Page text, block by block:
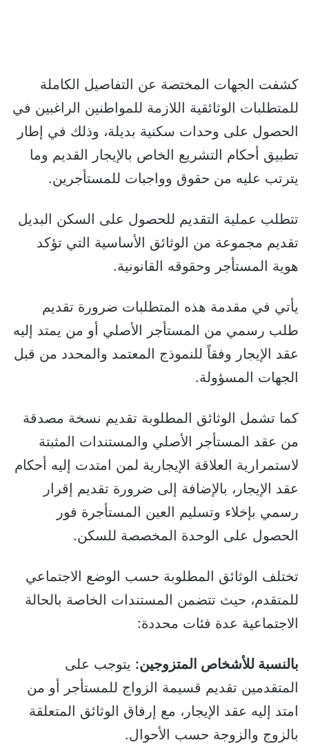
كشفت الجهات المختصة عن التفاصيل الكاملة
للمتطلبات الوثائقية اللازمة للمواطنين الراغبين في
الحصول على وحدات سكنية بديلة، وذلك في إطار
تطبيق أحكام التشريع الخاص بالإيجار القديم وما
يترتب عليه من حقوق وواجبات للمستأجرين.
تتطلب عملية التقديم للحصول على السكن البديل
تقديم مجموعة من الوثائق الأساسية التي تؤكد
هوية المستأجر وحقوقه القانونية.
يأتي في مقدمة هذه المتطلبات ضرورة تقديم
طلب رسمي من المستأجر الأصلي أو من يمتد إليه
عقد الإيجار وفقاً للنموذج المعتمد والمحدد من قبل
الجهات المسؤولة.
كما تشمل الوثائق المطلوبة تقديم نسخة مصدقة
من عقد المستأجر الأصلي والمستندات المثبتة
لاستمرارية العلاقة الإيجارية لمن امتدت إليه أحكام
عقد الإيجار، بالإضافة إلى ضرورة تقديم إقرار
رسمي بإخلاء وتسليم العين المستأجرة فور
الحصول على الوحدة المخصصة للسكن.
تختلف الوثائق المطلوبة حسب الوضع الاجتماعي
للمتقدم، حيث تتضمن المستندات الخاصة بالحالة
الاجتماعية عدة فئات محددة:
بالنسبة للأشخاص المتزوجين: يتوجب على
المتقدمين تقديم قسيمة الزواج للمستأجر أو من
امتد إليه عقد الإيجار، مع إرفاق الوثائق المتعلقة
بالزوج والزوجة حسب الأحوال.